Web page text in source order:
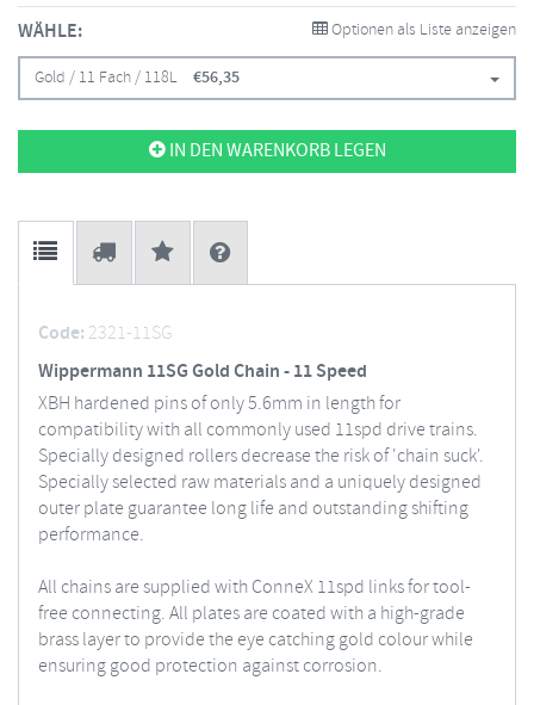
WÄHLE: Optionen als Liste anzeigen
Gold / 11 Fach / 118L €56,35
IN DEN WARENKORB LEGEN
Code: 2321-11SG
Wippermann 11SG Gold Chain - 11 Speed
XBH hardened pins of only 5.6mm in length for
compatibility with all commonly used 11spd drive trains.
Specially designed rollers decrease the risk of 'chain suck'.
Specially selected raw materials and a uniquely designed
outer plate guarantee long life and outstanding shifting
performance.
All chains are supplied with ConneX 11spd links for tool-
free connecting. All plates are coated with a high-grade
brass layer to provide the eye catching gold colour while
ensuring good protection against corrosion.